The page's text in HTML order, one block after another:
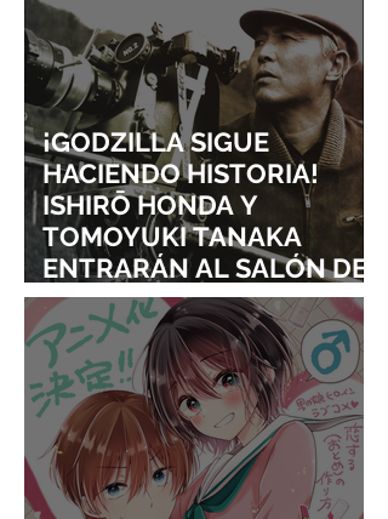
¡GODZILLA SIGUE
HACIENDO HISTORIA!
ISHIRŌ HONDA Y
TOMOYUKI TANAKA
ENTRARÁN AL SALÓN DE
LA FAMA DE LOS EFECTOS
VISUALES